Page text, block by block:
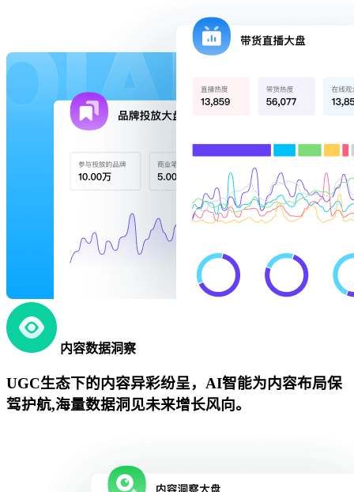
内容数据洞察
UGC生态下的内容异彩纷呈，AI智能为内容布局保
驾护航,海量数据洞见未来增长风向。